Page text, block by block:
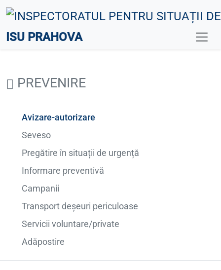
ISU PRAHOVA
PREVENIRE
Avizare-autorizare
Seveso
Pregătire în situații de urgență
Informare preventivă
Campanii
Transport deșeuri periculoase
Servicii voluntare/private
Adăpostire